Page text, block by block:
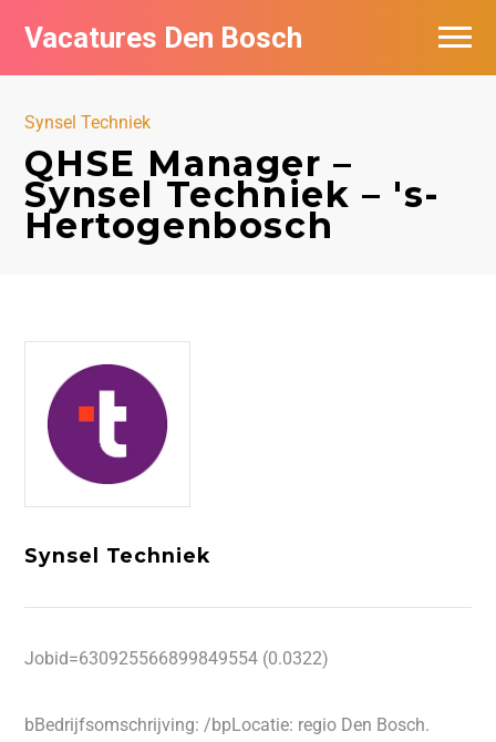
Vacatures Den Bosch
Synsel Techniek
QHSE Manager –
Synsel Techniek – 's-
Hertogenbosch
Synsel Techniek
Jobid=630925566899849554 (0.0322)
bBedrijfsomschrijving: /bpLocatie: regio Den Bosch.
Vacatures per bedrijf in Den Bosch
De populairste vacatures in Den Bosch